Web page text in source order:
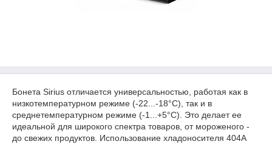
Бонета Sirius отличается универсальностью, работая как в
низкотемпературном режиме (-22...-18°C), так и в
среднетемпературном режиме (-1...+5°C). Это делает ее
идеальной для широкого спектра товаров, от мороженого -
до свежих продуктов. Использование хладоносителя 404A